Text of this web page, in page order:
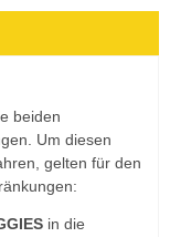
beiden
Um diesen
gelten für den
in die